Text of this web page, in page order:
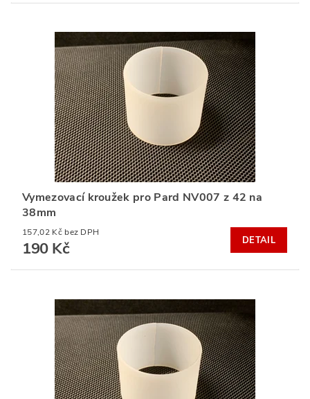
Vymezovací kroužek pro Pard NV007 z 42 na
38mm
157,02 Kč bez DPH
190 Kč DETAIL